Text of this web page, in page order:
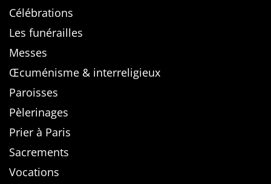
Célébrations
Les funérailles
Messes
Œcuménisme & interreligieux
Paroisses
Pèlerinages
Prier à Paris
Sacrements
Vocations